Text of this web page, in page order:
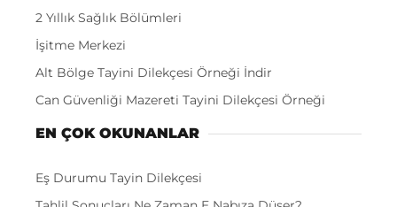
2 Yıllık Sağlık Bölümleri
İşitme Merkezi
Alt Bölge Tayini Dilekçesi Örneği İndir
Can Güvenliği Mazereti Tayini Dilekçesi Örneği
EN ÇOK OKUNANLAR
Eş Durumu Tayin Dilekçesi